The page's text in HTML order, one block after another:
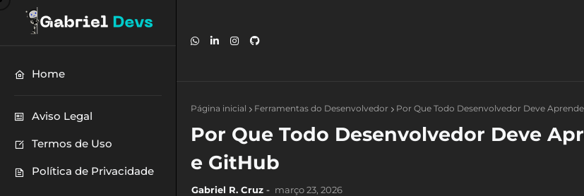
Home
Aviso Legal
Termos de Uso
Política de Privacidade
Página inicial Ferramentas do Desenvolvedor Por Que Todo Desenvolvedor Deve
Por Que Todo Desenvolvedor Deve
e GitHub
Gabriel R. Cruz março 23, 2026